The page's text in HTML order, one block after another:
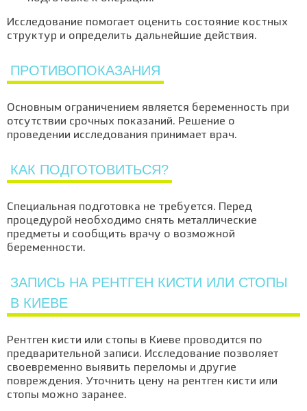
Исследование помогает оценить состояние костных
структур и определить дальнейшие действия.
ПРОТИВОПОКАЗАНИЯ
Основным ограничением является беременность при
отсутствии срочных показаний. Решение о
проведении исследования принимает врач.
КАК ПОДГОТОВИТЬСЯ?
Специальная подготовка не требуется. Перед
процедурой необходимо снять металлические
предметы и сообщить врачу о возможной
беременности.
ЗАПИСЬ НА РЕНТГЕН КИСТИ ИЛИ СТОПЫ
В КИЕВЕ
Рентген кисти или стопы в Киеве проводится по
предварительной записи. Исследование позволяет
своевременно выявить переломы и другие
повреждения. Уточнить цену на рентген кисти или
стопы можно заранее.